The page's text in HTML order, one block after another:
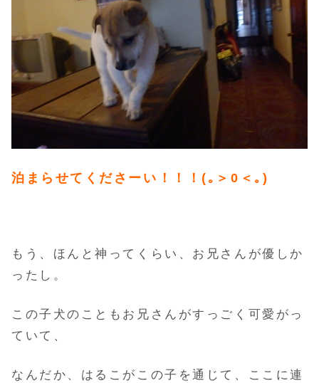
泊まらせてくださーい！！！(｡＞0＜｡)
もう、ほんと神ってくらい、お兄さんが優しか
ったし。
この子犬のこともお兄さんがすっごく可愛がっ
ていて、
なんだか、はるこがこの子を通じて、ここに連